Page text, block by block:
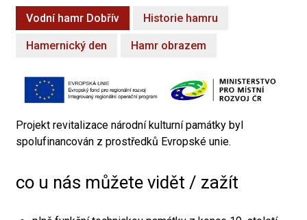
Vodní hamr Dobřív Historie hamru
Hamernický den Hamr obrazem
Projekt revitalizace národní kulturní památky byl
spolufinancován z prostředků Evropské unie.
co u nás můžete vidět / zažít